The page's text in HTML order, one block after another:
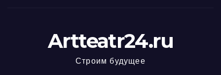
Artteatr24.ru
Строим будущее